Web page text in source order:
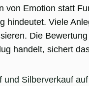
von Emotion statt
hindeutet. Viele
Die
handelt, sichert
und Silberverkauf